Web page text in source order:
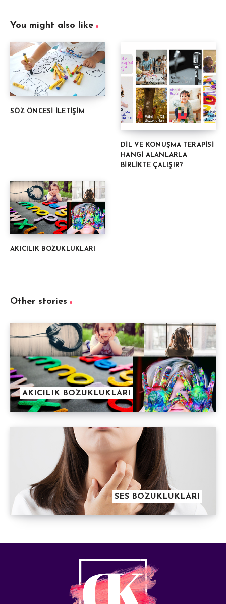
You might also like
SÖZ ÖNCESİ İLETİŞİM
DİL VE KONUŞMA TERAPİSİ
HANGİ ALANLARLA
BİRLİKTE ÇALIŞIR?
AKICILIK BOZUKLUKLARI
Other stories
AKICILIK BOZUKLUKLARI
SES BOZUKLUKLARI